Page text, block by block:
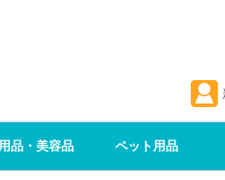
品・美容品 ペット用品